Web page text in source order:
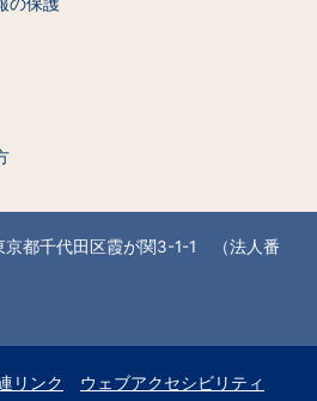
都千代田区霞が関3-1-1 （法人番
リンク
ウェブアクセシビリティ